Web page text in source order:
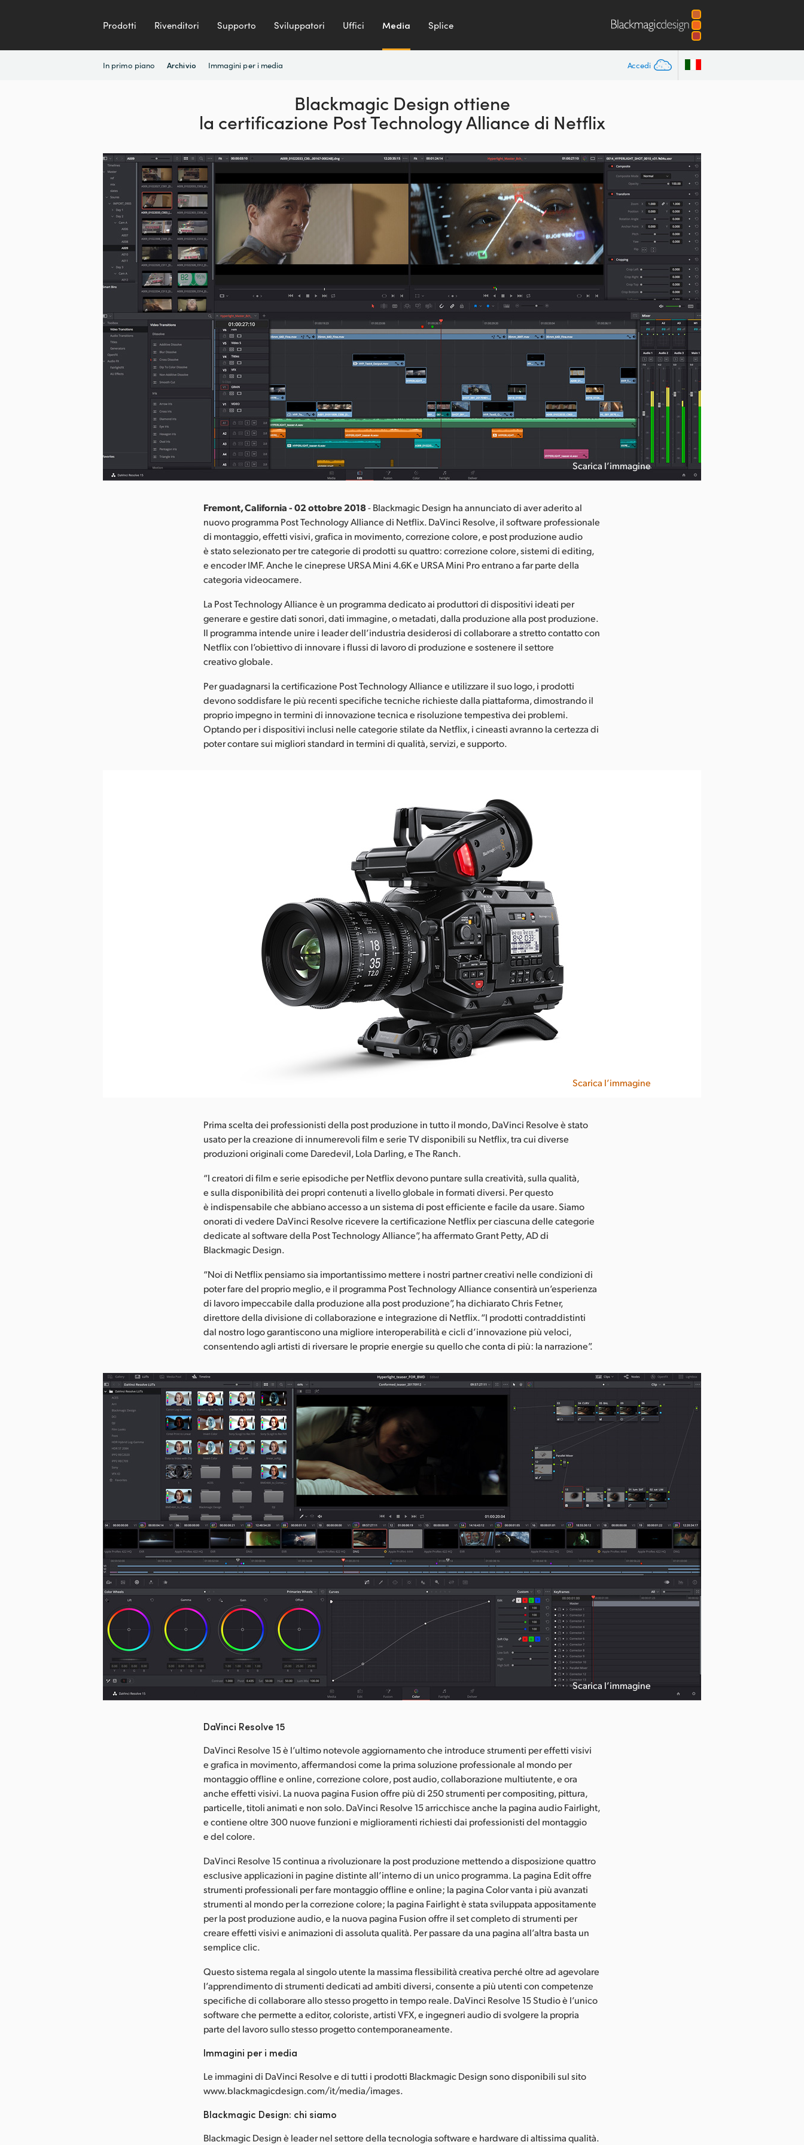
Prodotti Rivenditori Supporto Sviluppatori Uffici Media Splice
Accedi
In primo piano Archivio Immagini per i media
Blackmagic Design ottiene
la certificazione Post TechnologyAlliance di Netflix
Scarica l’immagine
Fremont, California - 02 ottobre 2018- Blackmagic Design ha annunciato di aver aderito al
nuovo programma Post Technology Alliance di Netflix. DaVinci Resolve, il software professionale
di montaggio, effetti visivi, grafica in movimento, correzione colore, e post produzione audio
è stato selezionato per tre categorie di prodotti su quattro: correzione colore, sistemi di editing,
e encoder IMF. Anche le cineprese URSA Mini 4.6K e URSA Mini Pro entrano a far parte della
categoria videocamere.
La Post Technology Alliance è un programma dedicato ai produttori di dispositivi ideati per
generare e gestire dati sonori, dati immagine, o metadati, dalla produzione alla post produzione.
Il programma intende unire i leader dell’industria desiderosi di collaborare a stretto contatto con
Netflix con l’obiettivo di innovare i flussi di lavoro di produzione e sostenere il settore
creativo globale.
Per guadagnarsi la certificazione Post Technology Alliance e utilizzare il suo logo, i prodotti
devono soddisfare le più recenti specifiche tecniche richieste dalla piattaforma, dimostrando il
proprio impegno in termini di innovazione tecnica e risoluzione tempestiva dei problemi.
Optando per i dispositivi inclusi nelle categorie stilate da Netflix, i cineasti avranno la certezza di
poter contare sui migliori standard in termini di qualità, servizi, e supporto.
Scarica l’immagine
Prima scelta dei professionisti della post produzione in tutto il mondo, DaVinci Resolve è stato
usato per la creazione di innumerevoli film e serie TV disponibili su Netflix, tra cui diverse
produzioni originali come Daredevil, Lola Darling, e The Ranch.
“I creatori di film e serie episodiche per Netflix devono puntare sulla creatività, sulla qualità,
e sulla disponibilità dei propri contenuti a livello globale in formati diversi. Per questo
è indispensabile che abbiano accesso a un sistema di post efficiente e facile da usare. Siamo
onorati di vedere DaVinci Resolve ricevere la certificazione Netflix per ciascuna delle categorie
dedicate al software della Post Technology Alliance”, ha affermato Grant Petty, AD di
Blackmagic Design.
“Noi di Netflix pensiamo sia importantissimo mettere i nostri partner creativi nelle condizioni di
poter fare del proprio meglio, e il programma Post Technology Alliance consentirà un’esperienza
di lavoro impeccabile dalla produzione alla post produzione”, ha dichiarato Chris Fetner,
direttore della divisione di collaborazione e integrazione di Netflix. “I prodotti contraddistinti
dal nostro logo garantiscono una migliore interoperabilità e cicli d’innovazione più veloci,
consentendo agli artisti di riversare le proprie energie su quello che conta di più: la narrazione”.
Scarica l’immagine
DaVinci Resolve 15
DaVinci Resolve 15 è l’ultimo notevole aggiornamento che introduce strumenti per effetti visivi
e grafica in movimento, affermandosi come la prima soluzione professionale al mondo per
montaggio offline e online, correzione colore, post audio, collaborazione multiutente, e ora
anche effetti visivi. La nuova pagina Fusion offre più di 250 strumenti per compositing, pittura,
particelle, titoli animati e non solo. DaVinci Resolve 15 arricchisce anche la pagina audio Fairlight,
e contiene oltre 300 nuove funzioni e miglioramenti richiesti dai professionisti del montaggio
e del colore.
DaVinci Resolve 15 continua a rivoluzionare la post produzione mettendo a disposizione quattro
esclusive applicazioni in pagine distinte all’interno di un unico programma. La pagina Edit offre
strumenti professionali per fare montaggio offline e online; la pagina Color vanta i più avanzati
strumenti al mondo per la correzione colore; la pagina Fairlight è stata sviluppata appositamente
per la post produzione audio, e la nuova pagina Fusion offre il set completo di strumenti per
creare effetti visivi e animazioni di assoluta qualità. Per passare da una pagina all’altra basta un
semplice clic.
Questo sistema regala al singolo utente la massima flessibilità creativa perché oltre ad agevolare
l’apprendimento di strumenti dedicati ad ambiti diversi, consente a più utenti con competenze
specifiche di collaborare allo stesso progetto in tempo reale. DaVinci Resolve 15 Studio è l’unico
software che permette a editor, coloriste, artisti VFX, e ingegneri audio di svolgere la propria
parte del lavoro sullo stesso progetto contemporaneamente.
Immagini per i media
Le immagini di DaVinci Resolve e di tutti i prodotti Blackmagic Design sono disponibili sul sito
www.blackmagicdesign.com/it/media/images.
Blackmagic Design: chi siamo
Blackmagic Design è leader nel settore della tecnologia software e hardware di altissima qualità.